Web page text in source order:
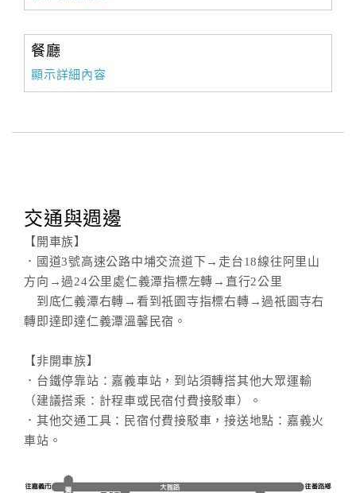
餐廳
顯示詳細內容
交通與週邊
【開車族】
．國道3號高速公路中埔交流道下→走台18線往阿里山
方向→過24公里處仁義潭指標左轉→直行2公里
到底仁義潭右轉→看到祇園寺指標右轉→過祇園寺右
轉即達即達仁義潭溫馨民宿。
【非開車族】
．台鐵停靠站：嘉義車站，到站須轉搭其他大眾運輸
（建議搭乘：計程車或民宿付費接駁車）。
．其他交通工具：民宿付費接駁車，接送地點：嘉義火
車站。